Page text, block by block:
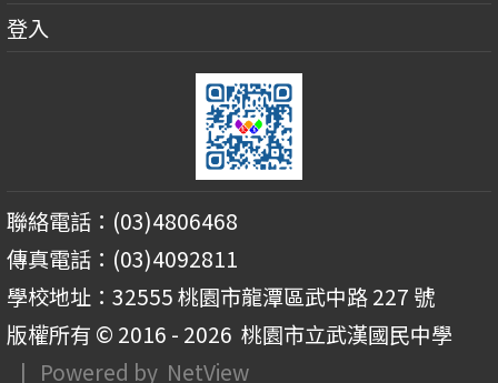
登入
聯絡電話：(03)4806468
傳真電話：(03)4092811
學校地址：32555 桃園市龍潭區武中路 227 號
版權所有 © 2016 - 2026 桃園市立武漢國民中學
| Powered by NetView